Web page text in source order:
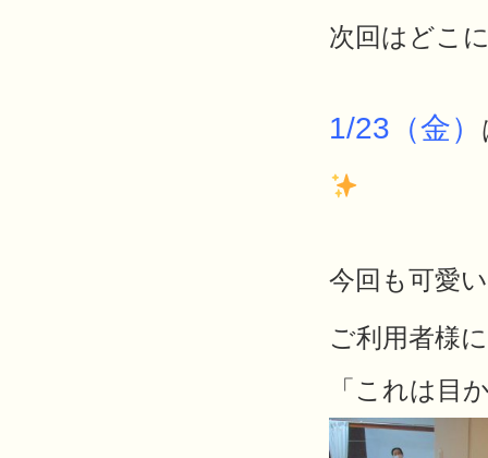
次回はどこ
1/23 （金）
今回も可愛
ご利用者様
「これは目